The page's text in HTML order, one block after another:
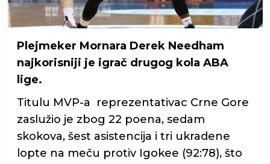
Plejmeker Mornara Derek Needham
najkorisniji je igrač drugog kola ABA
lige.
Titulu MVP-a reprezentativac Crne Gore
zaslužio je zbog 22 poena, sedam
skokova, šest asistencija i tri ukradene
lopte na meču protiv Igokee (92:78), što